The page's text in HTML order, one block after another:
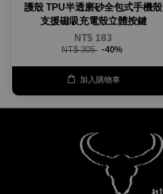
護殼 TPU半透磨砂全包式手機殼
支援磁吸充電殼立體按鍵
NT$ 183
NT$ 305 -40%
加入購物車